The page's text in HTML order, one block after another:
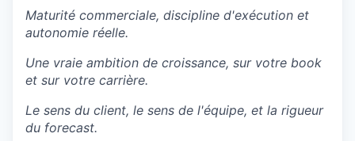
Maturité commerciale, discipline d'exécution et
autonomie réelle.
Une vraie ambition de croissance, sur votre book
et sur votre carrière.
Le sens du client, le sens de l'équipe, et la rigueur
du forecast.